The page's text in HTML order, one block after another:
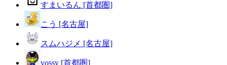
すまいるん [首都圏]
こう [名古屋]
スムハジメ [名古屋]
yossy [首都圏]